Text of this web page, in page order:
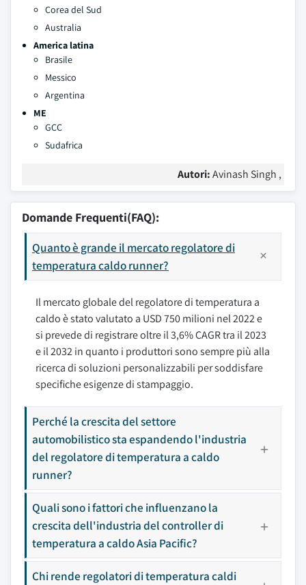
Corea del Sud
Australia
America latina
Brasile
Messico
Argentina
ME
GCC
Sudafrica
Autori:Avinash Singh ,
Domande Frequenti(FAQ):
Quanto è grande il mercato regolatore di
temperatura caldo runner?
Il mercato globale del regolatore di temperatura a
caldo è stato valutato a USD 750 milioni nel 2022 e
si prevede di registrare oltre il 3,6% CAGR tra il 2023
e il 2032 in quanto i produttori sono sempre più alla
ricerca di soluzioni personalizzabili per soddisfare
specifiche esigenze di stampaggio.
Perché la crescita del settore
automobilistico sta espandendo l'industria
del regolatore di temperatura a caldo
runner?
Quali sono i fattori che influenzano la
crescita dell'industria del controller di
temperatura a caldo Asia Pacific?
Chi rende regolatori di temperatura caldi